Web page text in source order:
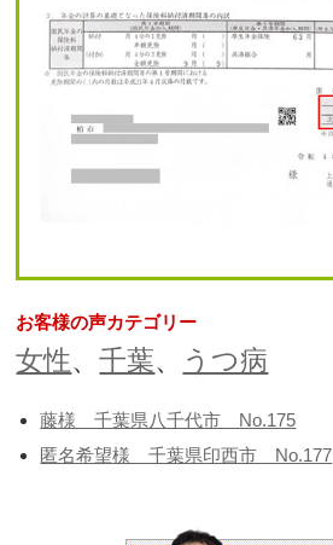
お客様の声カテゴリー
女性、千葉、 うつ病
藤様 千葉県八千代市 No.175
匿名希望様 千葉県印西市 No.177